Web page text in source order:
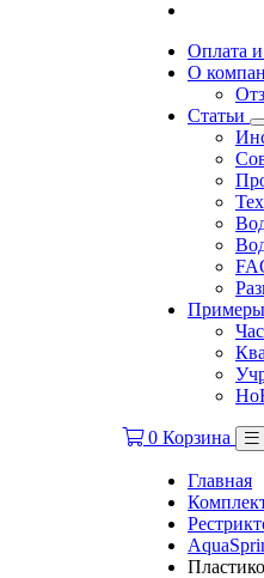
Оплата и
О
Статьи
Примеры
0 Корзина
Главная